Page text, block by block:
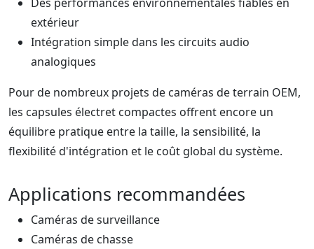
extérieur
Intégration simple dans les circuits audio
analogiques
Pour de nombreux projets de caméras de terrain OEM,
les capsules électret compactes offrent encore un
équilibre pratique entre la taille, la sensibilité, la
flexibilité d'intégration et le coût global du système.
Applications recommandées
Caméras de surveillance
Caméras de chasse